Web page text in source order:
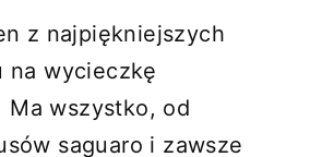
z najpiękniejszych
na wycieczkę
Ma wszystko, od
saguaro i zawsze